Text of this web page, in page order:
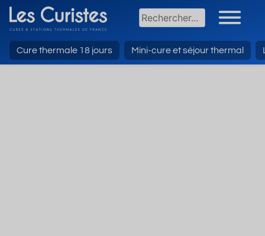
Cure thermale 18 jours Mini-cure et séjour thermal